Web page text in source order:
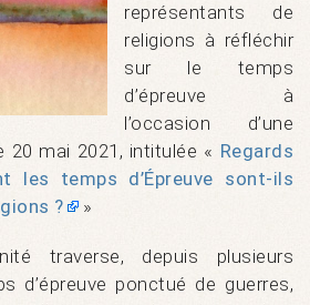
représentants de
religions à réfléchir
sur le temps
d’épreuve à
l’occasion d’une
20 mai 2021, intitulée « Regards
les temps d’Épreuve sont-ils
?
»
traverse, depuis plusieurs
d’épreuve ponctué de guerres,